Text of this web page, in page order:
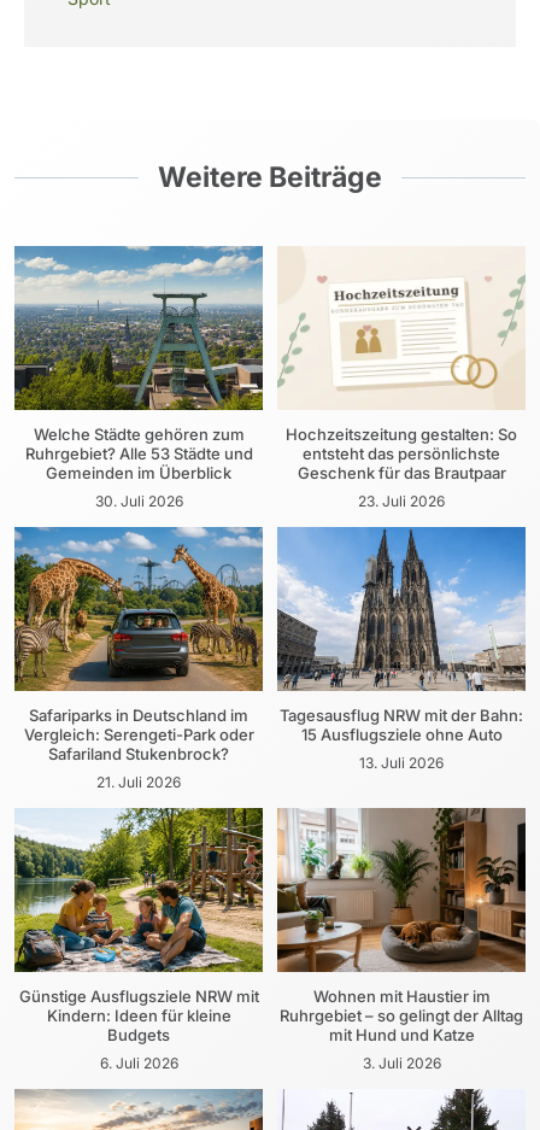
Weitere Beiträge
Welche Städte gehören zum
Ruhrgebiet? Alle 53 Städte und
Gemeinden im Überblick
30. Juli 2026
Hochzeitszeitung gestalten: So
entsteht das persönlichste
Geschenk für das Brautpaar
23. Juli 2026
Safariparks in Deutschland im
Vergleich: Serengeti-Park oder
Safariland Stukenbrock?
21. Juli 2026
Tagesausflug NRW mit der Bahn:
15 Ausflugsziele ohne Auto
13. Juli 2026
Günstige Ausflugsziele NRW mit
Kindern: Ideen für kleine
Budgets
6. Juli 2026
Wohnen mit Haustier im
Ruhrgebiet – so gelingt der Alltag
mit Hund und Katze
3. Juli 2026